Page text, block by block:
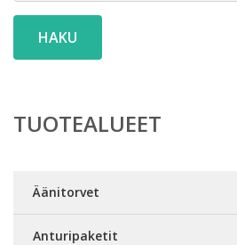
HAKU
TUOTEALUEET
Äänitorvet
Anturipaketit